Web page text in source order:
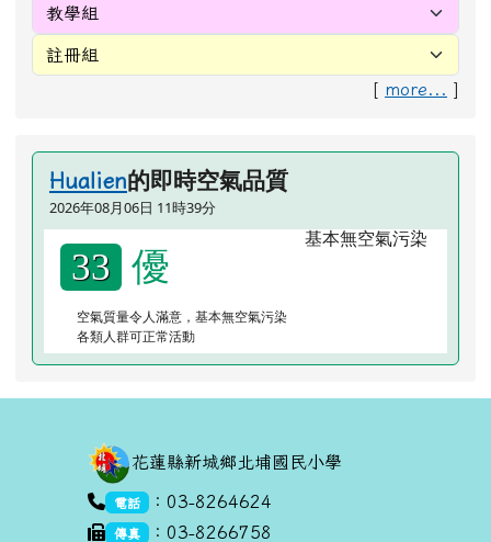
[ more... ]
Hualien的即時空氣品質
2026年08月06日 11時39分
33 優
空氣質量令人滿意，基本無空氣污染
各類人群可正常活動
花蓮縣新城鄉北埔國民小學
link to https://goo.gl/maps/dUx2GHvcPmq
電話 ：03-8264624
傳真
：03-8266758